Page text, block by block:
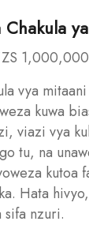
Chakula
vya
kuwa
viazi vya
tu, na
kutoa
Hata
sifa nzuri.